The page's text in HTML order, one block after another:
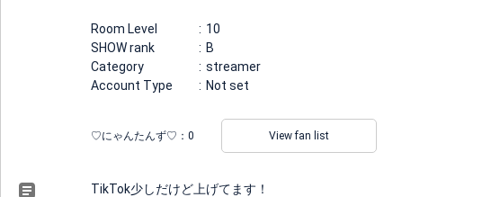
Room Level
10
SHOW rank
B
Category
streamer
Account Type
Not set
♡にゃんたんず♡： 0 View fan list
TikTok少しだけど上げてます！